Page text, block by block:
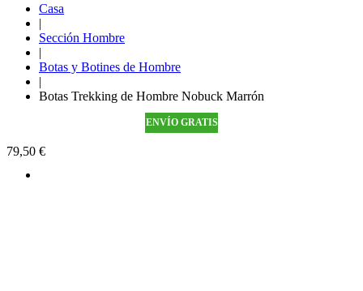
Casa
|
Sección Hombre
|
Botas y Botines de Hombre
|
Botas Trekking de Hombre Nobuck Marrón
79,50 €
ENVÍO GRATIS